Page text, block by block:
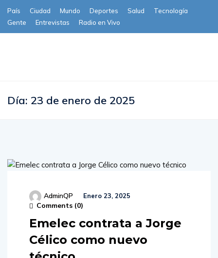
País Ciudad Mundo Deportes Salud
Tecnología
Gente
Entrevistas Radio en Vivo
Día: 23 de enero de 2025
AdminQP Enero 23, 2025
Comments (0)
Emelec contrata a Jorge
Célico como nuevo